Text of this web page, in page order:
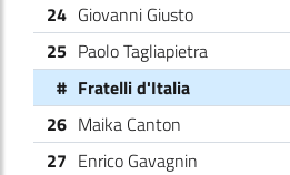
24 Giovanni Giusto
25 Paolo Tagliapietra
# Fratelli d'Italia
26 Maika Canton
27 Enrico Gavagnin